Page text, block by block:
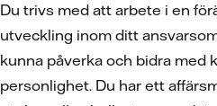
Du trivs med att arbete i en
utveckling inom ditt
kunna påverka och bidra med
personlighet. Du har ett